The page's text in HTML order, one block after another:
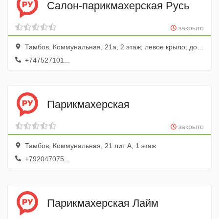
Салон-парикмахерская Русь
закрыто
Тамбов, Коммунальная, 21а, 2 этаж; левое крыло; дом быта Русь
+747527101...
Парикмахерская
закрыто
Тамбов, Коммунальная, 21 лит А, 1 этаж
+792047075...
Парикмахерская Лайм